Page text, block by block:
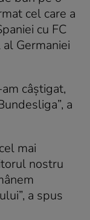
cel care a
cu FC
Germaniei
câştigat,
a
mai
nostru
a spus